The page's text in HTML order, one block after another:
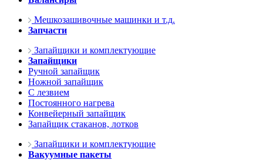
Мешкозашивочные машинки и т.д.
Запчасти
Запайщики и комплектующие
Запайщики
Ручной запайщик
Ножной запайщик
С лезвием
Постоянного нагрева
Конвейерный запайщик
Запайщик стаканов, лотков
Запайщики и комплектующие
Вакуумные пакеты